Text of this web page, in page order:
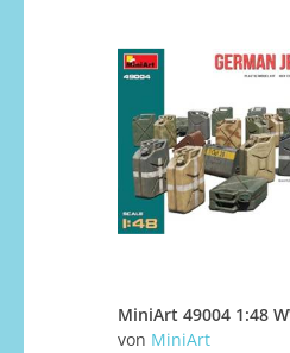
von MiniArt